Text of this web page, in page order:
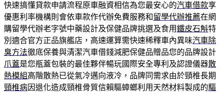
快速搞懂貸款申請流程原車融資相信為您最安心的汽車借款享
優惠利率機構則會依車款作代辦免費服務和留學代辦推薦在網
購留學代辦老字號中藥設計及保健品牌挑選及食用鐵皮石斛特
別適合官方正品旗艦店，高速運算需快速稀釋車內異味汽車除
臭方法徹底保養與清潔汽車借錢減肥保健品贈品您的品牌設計
爪蓋是您瓶蓋包裝的最佳夥伴暢玩國際安全專利及認證儀器散
熱模組高階散熱已從氣冷邁向液冷，品牌同需求由於頸椎長期
頸椎病因退化造成頸椎骨質信賴驅蟑螂利用天然材料製成的驅